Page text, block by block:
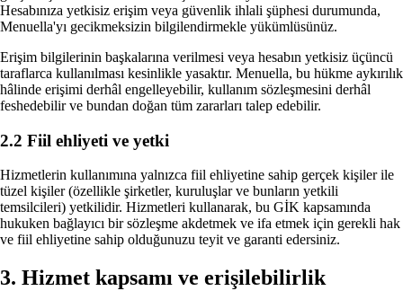
Teslimat
Akilli ek satislar
Öngörülü sinir ağı ek satışları—gerçek zamanlı sipariş
İleri planlama
yumuşatma.
Gerçek zamanlı sistem performansını kontrol edin.
İndir
Hesabınıza yetkisiz erişim veya güvenlik ihlali şüphesi durumunda,
Menuella'yı gecikmeksizin bilgilendirmekle yükümlüsünüz.
Erişim bilgilerinin başkalarına verilmesi veya hesabın yetkisiz üçüncü
taraflarca kullanılması kesinlikle yasaktır. Menuella, bu hükme aykırılık
hâlinde erişimi derhâl engelleyebilir, kullanım sözleşmesini derhâl
feshedebilir ve bundan doğan tüm zararları talep edebilir.
2.2 Fiil ehliyeti ve yetki
Hizmetlerin kullanımına yalnızca fiil ehliyetine sahip gerçek kişiler ile
tüzel kişiler (özellikle şirketler, kuruluşlar ve bunların yetkili
temsilcileri) yetkilidir. Hizmetleri kullanarak, bu GİK kapsamında
hukuken bağlayıcı bir sözleşme akdetmek ve ifa etmek için gerekli hak
ve fiil ehliyetine sahip olduğunuzu teyit ve garanti edersiniz.
3. Hizmet kapsamı ve erişilebilirlik